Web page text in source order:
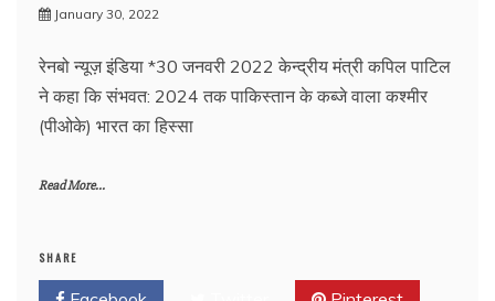
January 30, 2022
रेनबो न्यूज़ इंडिया *30 जनवरी 2022 केन्द्रीय मंत्री कपिल पाटिल
ने कहा कि संभवत: 2024 तक पाकिस्तान के कब्जे वाला कश्मीर
(पीओके) भारत का हिस्सा
Read More...
SHARE